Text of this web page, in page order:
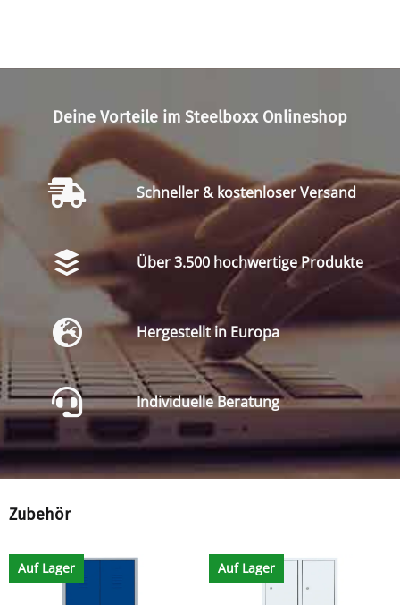
Deine Vorteile im Steelboxx Onlineshop
Schneller & kostenloser Versand
Über 3.500 hochwertige Produkte
Hergestellt in Europa
Individuelle Beratung
Zubehör
Auf Lager Auf Lager